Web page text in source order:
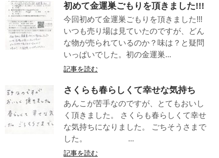
初めて金運巣ごもりを頂きました!!!
今回初めて金運巣ごもりを頂きました!!!
いつも売り場は見ていたのですが、どん
な物が売られているのか？味は？と疑問
いっぱいでした。初の金運巣...
記事を読む
さくらも春らしくて幸せな気持ち
あんこが苦手なのですが、とてもおいし
く頂きました。 さくらも春らしくて幸せ
な気持ちになりました。 ごちそうさまで
した。 ...
記事を読む